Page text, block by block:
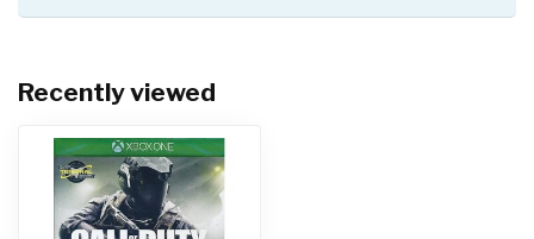
Recently viewed